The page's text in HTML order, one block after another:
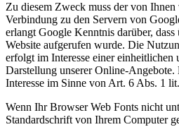
Zu diesem Zweck muss der von
Verbindung zu den Servern von
erlangt Google Kenntnis darüber,
Website aufgerufen wurde. Die
erfolgt im Interesse einer einheitlichen
Darstellung unserer Online-Angebote.
Interesse im Sinne von Art. 6 Abs. 1
Wenn Ihr Browser Web Fonts nicht
Standardschrift von Ihrem Computer